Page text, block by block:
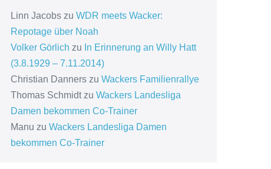
Linn Jacobszu WDR meets Wacker:
Repotage über Noah
Volker Görlich zu In Erinnerung an Willy Hatt
(3.8.1929 – 7.11.2014)
Christian Dannerszu Wackers Familienrallye
Thomas Schmidtzu Wackers Landesliga
Damen bekommen Co-Trainer
Manu zu Wackers Landesliga Damen
bekommen Co-Trainer